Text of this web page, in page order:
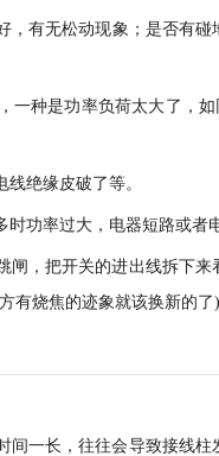
，有无松动现象；是否有
一种是功率负荷太大了，
绝缘皮破了等。
功率过大，电器短路或者
闸，把开关的进出线拆下
有烧焦的迹象就该换新的了)
一长，往往会导致接线